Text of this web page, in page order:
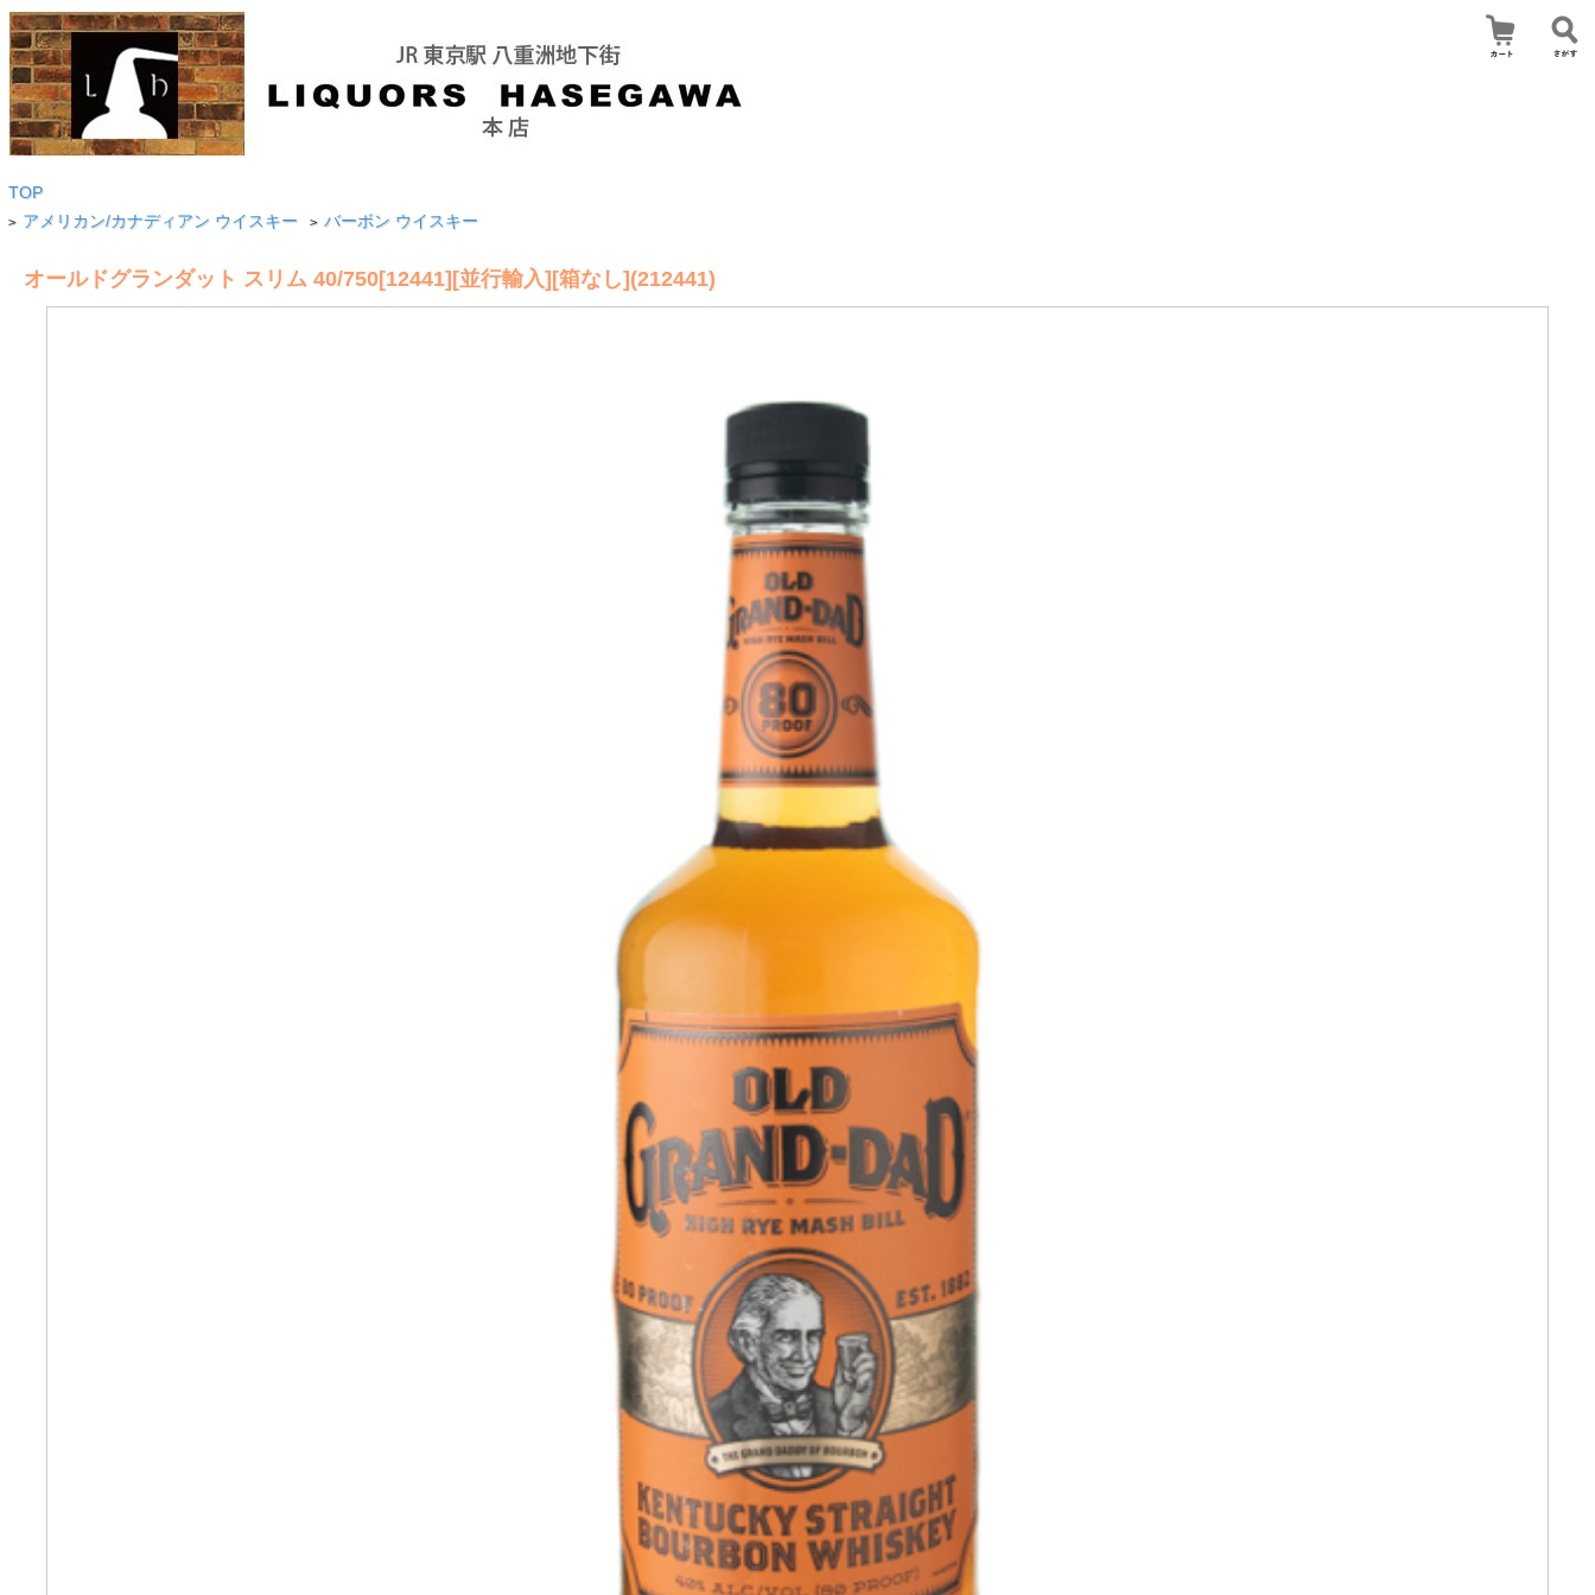
TOP
> アメリカン/カナディアン ウイスキー > バーボン ウイスキー
オールドグランダット スリム 40/750[12441][並行輸入][箱なし](212441)